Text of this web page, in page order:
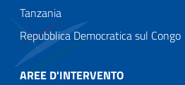
Tanzania
Repubblica Democratica sul Congo
AREE D'INTERVENTO